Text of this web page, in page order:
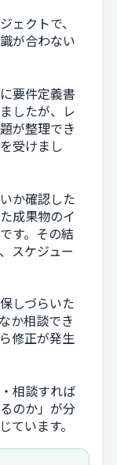
ェクトで、
が合わない
要件定義書
したが、レ
が整理でき
受けまし
か確認した
成果物のイ
す。その結
スケジュー
しづらいた
か相談でき
修正が発生
相談すれば
のか」が分
ています。